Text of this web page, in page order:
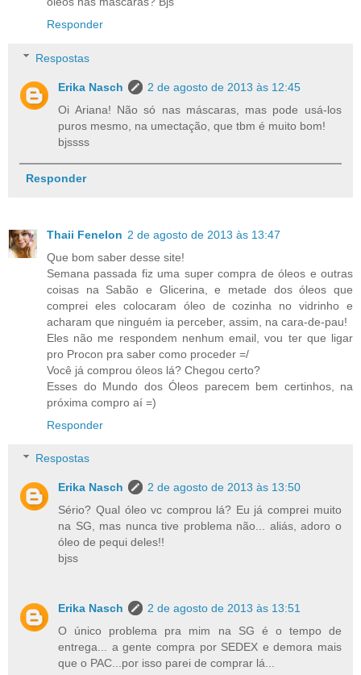
Responder
Respostas
Erika Nasch
2 de agosto de 2013 às 12:45
Oi Ariana! Não só nas máscaras, mas pode usá-los
puros mesmo, na umectação, que tbm é muito bom!
bjssss
Responder
Thaii Fenelon 2 de agosto de 2013 às 13:47
Que bom saber desse site!
Semana passada fiz uma super compra de óleos e outras
coisas na Sabão e Glicerina, e metade dos óleos que
comprei eles colocaram óleo de cozinha no vidrinho e
acharam que ninguém ia perceber, assim, na cara-de-pau!
Eles não me respondem nenhum email, vou ter que ligar
pro Procon pra saber como proceder =/
Você já comprou óleos lá? Chegou certo?
Esses do Mundo dos Óleos parecem bem certinhos, na
próxima compro aí =)
Responder
Respostas
Erika Nasch
2 de agosto de 2013 às 13:50
Sério? Qual óleo vc comprou lá? Eu já comprei muito
na SG, mas nunca tive problema não... aliás, adoro o
óleo de pequi deles!!
bjss
Erika Nasch
2 de agosto de 2013 às 13:51
O único problema pra mim na SG é o tempo de
entrega... a gente compra por SEDEX e demora mais
que o PAC...por isso parei de comprar lá...